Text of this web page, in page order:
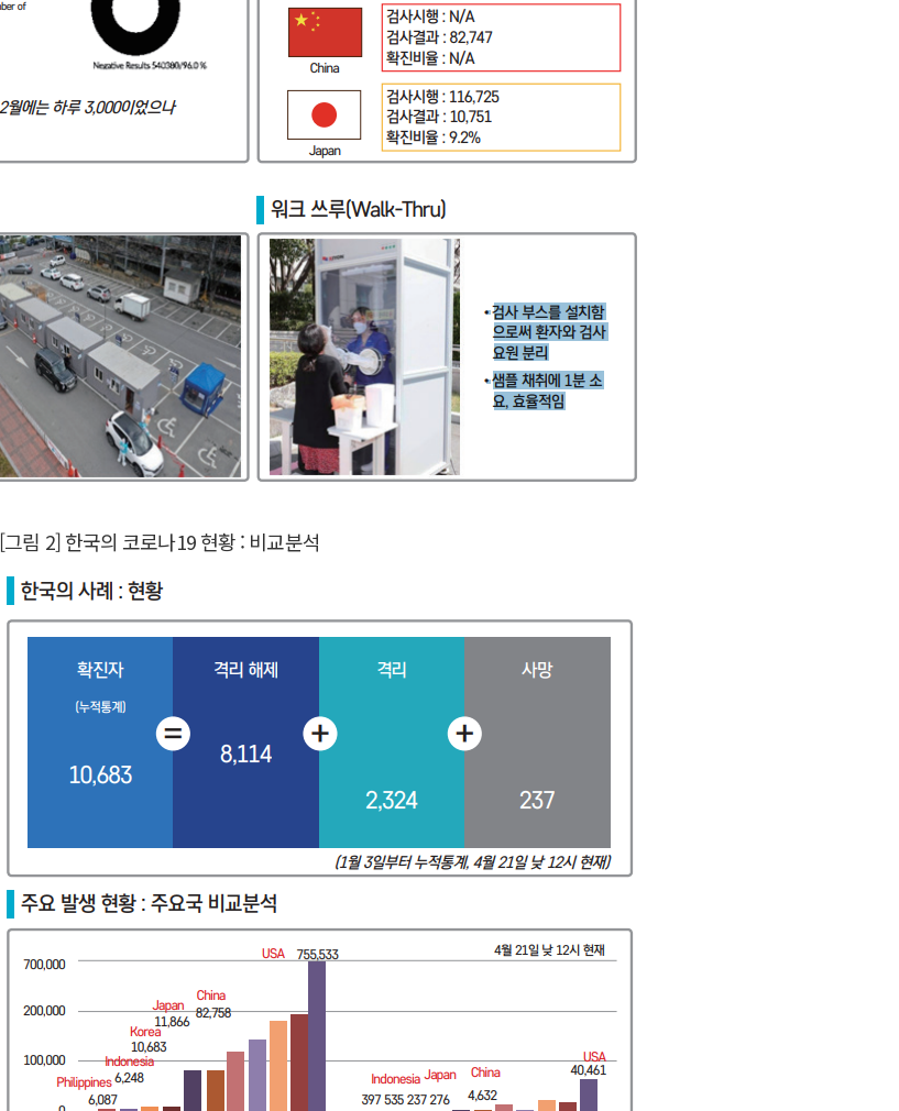
[그림 2] 한국의 코로나19 현황 : 비교분석